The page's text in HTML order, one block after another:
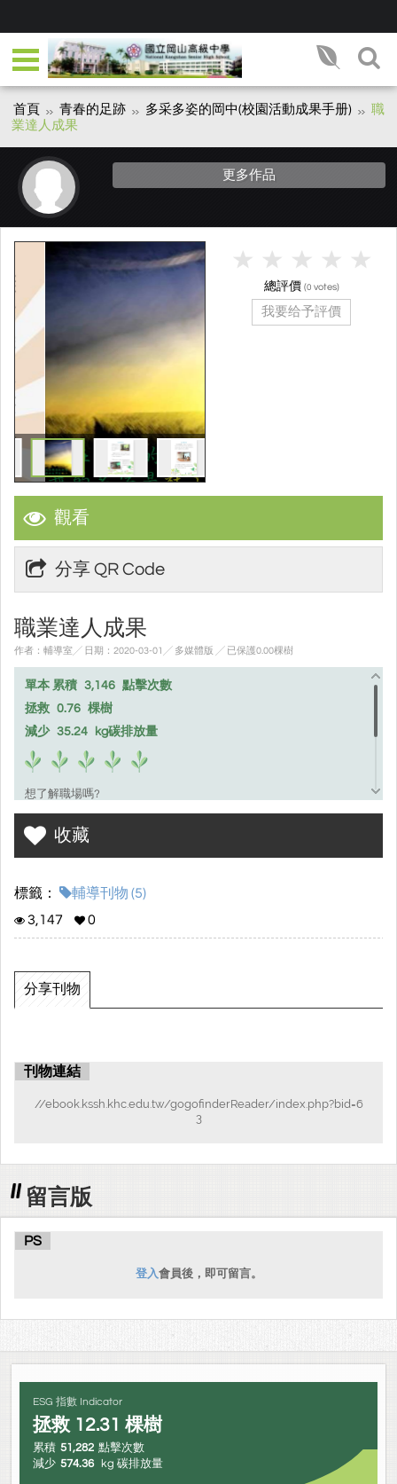
首頁 青春的足跡 多采多姿的岡中(校園活動成果手册)
職
業達人成果
更多作品
觀看
分享 QR Code
職業達人成果
作者：輔導室╱ 日期：2020-03-01╱ 多媒體版 ╱ 已保護0.00棵樹
單本 累積 3,146 點擊次數
拯救 0.76 棵樹
減少 35.24 kg碳排放量
想了解職場嗎?
輔導室搜集曾經來過岡山高中演講的職業達人們
趕快點開吧
收藏
標籤：
輔導刊物 (5)
3,147
0
分享刊物
刊物連結
//ebook.kssh.khc.edu.tw/gogofinderReader/index.php?bid=6
3
留言版
PS
登入會員後，即可留言。
ESG 指數 Indicator
拯救 12.31 棵樹
累積 51,282 點擊次數
減少 574.36 kg 碳排放量
總評價 (0 votes)
我要给予評價